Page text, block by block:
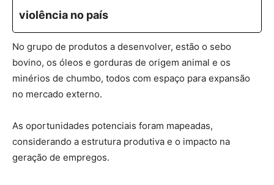
violência no país
No grupo de produtos a desenvolver, estão o sebo
bovino, os óleos e gorduras de origem animal e os
minérios de chumbo, todos com espaço para expansão
no mercado externo.
As oportunidades potenciais foram mapeadas,
considerando a estrutura produtiva e o impacto na
geração de empregos.